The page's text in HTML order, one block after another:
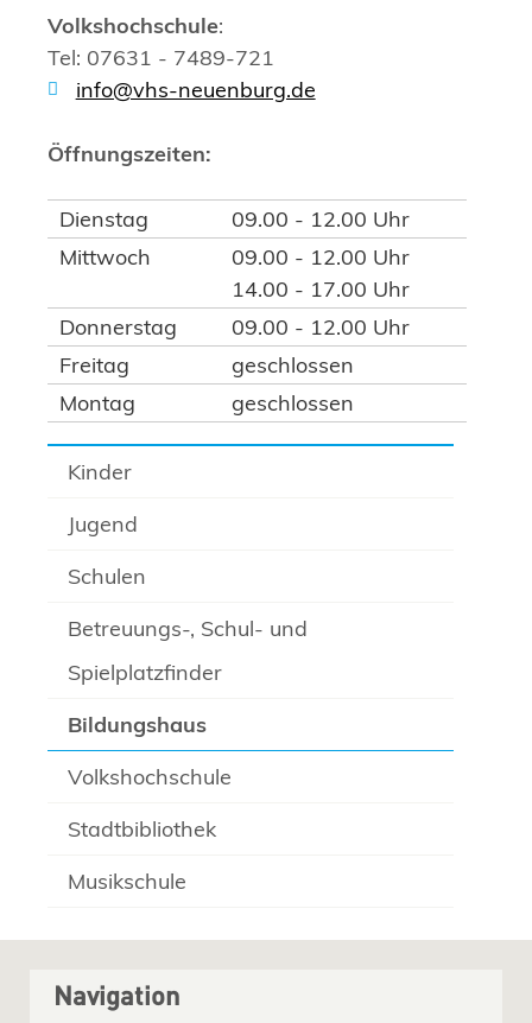
Kinder
Jugend
Schulen
Betreuungs-, Schul- und
Spielplatzfinder
Bildungshaus
Volkshochschule
Stadtbibliothek
Musikschule
Volkshochschule:
Tel: 07631 - 7489-721
info@vhs-neuenburg.de
Öffnungszeiten:
Dienstag
09.00 - 12.00 Uhr
Mittwoch
09.00 - 12.00 Uhr
14.00 - 17.00 Uhr
Donnerstag
09.00 - 12.00 Uhr
Freitag
geschlossen
Montag
geschlossen
Navigation